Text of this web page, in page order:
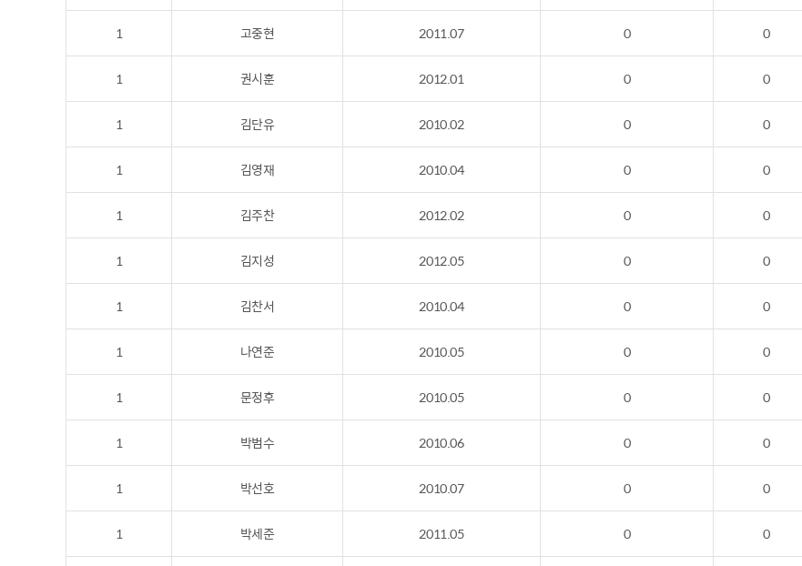
1 고중현 2011.07 0 0
1 권시훈 2012.01 0 0
1 김단유 2010.02 0 0
1 김영재 2010.04 0 0
1 김주찬 2012.02 0 0
1 김지성 2012.05 0 0
1 김찬서 2010.04 0 0
1 나연준 2010.05 0 0
1 문정후 2010.05 0 0
1 박범수 2010.06 0 0
1 박선호 2010.07 0 0
1 박세준 2011.05 0 0